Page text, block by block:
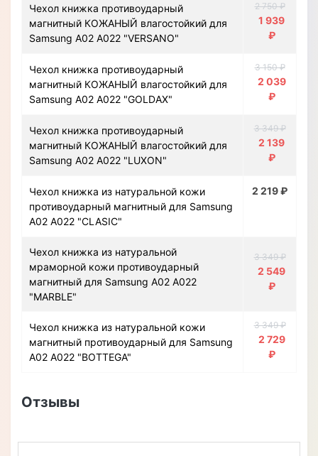
Чехол книжка противоударный
магнитный КОЖАНЫЙ влагостойкий для
Samsung A02 A022 "VERSANO"
2 750 ₽
1 939
₽
Чехол книжка противоударный
магнитный КОЖАНЫЙ влагостойкий для
Samsung A02 A022 "GOLDAX"
3 150 ₽
2 039
₽
Чехол книжка противоударный
магнитный КОЖАНЫЙ влагостойкий для
Samsung A02 A022 "LUXON"
3 349 ₽
2 139
₽
Чехол книжка из натуральной кожи
противоударный магнитный для Samsung
A02 A022 "CLASIC"
2 219 ₽
Чехол книжка из натуральной
мраморной кожи противоударный
магнитный для Samsung A02 A022
"MARBLE"
3 349 ₽
2 549
₽
Чехол книжка из натуральной кожи
магнитный противоударный для Samsung
A02 A022 "BOTTEGA"
3 349 ₽
2 729
₽
Отзывы